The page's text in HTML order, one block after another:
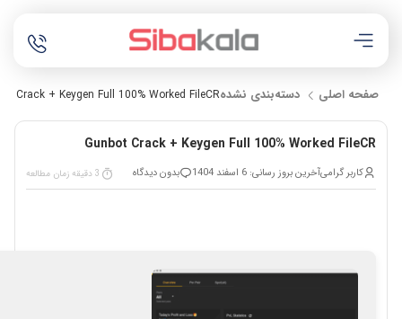
صفحه اصلی دسته‌بندی نشدهCrack + Keygen Full 100% Worked FileCR
Gunbot Crack + Keygen Full 100% Worked FileCR
کاربر گرامیآخرین بروز رسانی: 6 اسفند 1404 بدون دیدگاه 3 دقیقه زمان مطالعه